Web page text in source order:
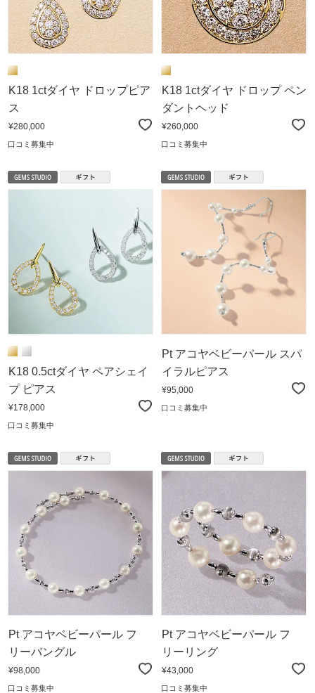
K18 1ctダイヤ ドロップピア
ス
¥280,000
口コミ募集中
K18 1ctダイヤ ドロップ ペン
ダントヘッド
¥260,000
口コミ募集中
K18 0.5ctダイヤ ペアシェイ
プ ピアス
¥178,000
口コミ募集中
Pt アコヤベビーパール スパ
イラルピアス
¥95,000
口コミ募集中
Pt アコヤベビーパール フ
リーバングル
¥98,000
口コミ募集中
Pt アコヤベビーパール フ
リーリング
¥43,000
口コミ募集中